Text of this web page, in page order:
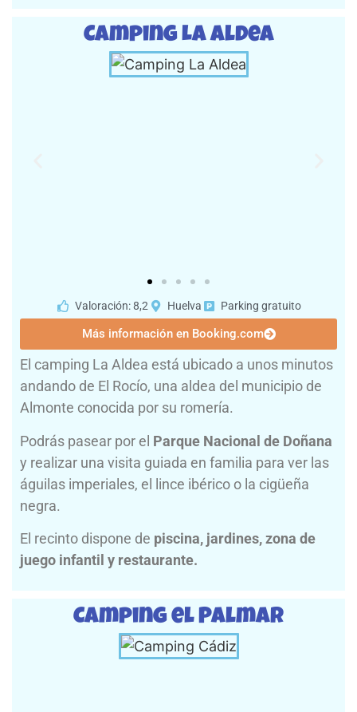
Camping La Aldea
Valoración: 8,2 Huelva Parking gratuito
Más información en Booking.com
El camping La Aldea está ubicado a unos minutos
andando de El Rocío, una aldea del municipio de
Almonte conocida por su romería.
Podrás pasear por el Parque Nacional de Doñana
y realizar una visita guiada en familia para ver las
águilas imperiales, el lince ibérico o la cigüeña
negra.
El recinto dispone de piscina, jardines, zona de
juego infantil y restaurante.
Camping el Palmar